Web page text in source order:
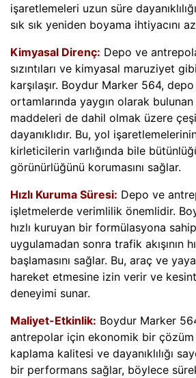
işaretlemeleri uzun süre
sık sık yeniden boyama ihtiyacını
Kimyasal Direnç: Depo ve
sızıntıları ve kimyasal maruziyet
karşılaşır. Boydur Marker 564,
ortamlarında yaygın olarak
maddeleri de dahil olmak üzere
dayanıklıdır. Bu, yol
kirleticilerin varlığında bile
görünürlüğünü korumasını sağlar.
Hızlı Kuruma Süresi: Depo ve
işletmelerde verimlilik önemlidir.
hızlı kuruyan bir formülasyona
uygulamadan sonra trafik akışının
başlamasını sağlar. Bu, araç ve
hareket etmesine izin verir ve
deneyimi sunar.
Maliyet-Etkinlik: Boydur Marker
antrepolar için ekonomik bir çözüm
kaplama kalitesi ve dayanıklılığı
bir performans sağlar, böylece